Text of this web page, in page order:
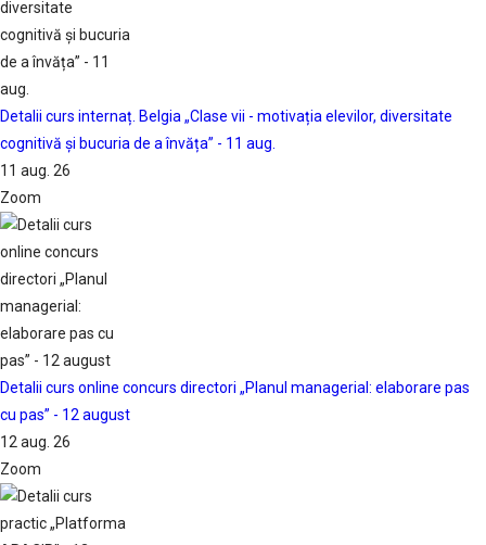
Detalii curs internaț. Belgia „Clase vii - motivația elevilor, diversitate
cognitivă și bucuria de a învăța” - 11 aug.
11 aug. 26
Zoom
Detalii curs online concurs directori „Planul managerial: elaborare pas
cu pas” - 12 august
12 aug. 26
Zoom